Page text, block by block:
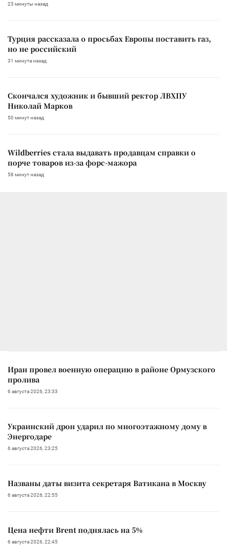
23 минуты назад
Турция рассказала о просьбах Европы поставить газ,
но не российский
31 минута назад
Скончался художник и бывший ректор ЛВХПУ
Николай Марков
50 минут назад
Wildberries стала выдавать продавцам справки о
порче товаров из-за форс-мажора
58 минут назад
Иран провел военную операцию в районе Ормузского
пролива
6 августа 2026, 23:33
Украинский дрон ударил по многоэтажному дому в
Энергодаре
6 августа 2026, 23:25
Названы даты визита секретаря Ватикана в Москву
6 августа 2026, 22:55
Цена нефти Brent поднялась на 5%
6 августа 2026, 22:45